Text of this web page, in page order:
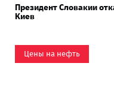
Президент Словакии
Киев
Цены на нефть